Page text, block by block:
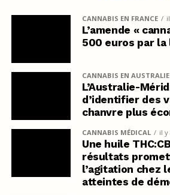
CANNABIS EN FRANCE
L’amende «
500 euros par la
CANNABIS EN AUSTRALIE
L’Australie-
d’identifier des
chanvre plus
CANNABIS MÉDICAL il y
Une huile
résultats
l’agitation chez
atteintes de